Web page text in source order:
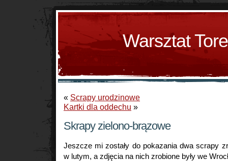
Warsztat
« Scrapy urodzinowe
Kartki dla oddechu »
Skrapy zielono-brązowe
Jeszcze mi zostały do pokazania dwa scrapy
w lutym, a zdjęcia na nich zrobione były we